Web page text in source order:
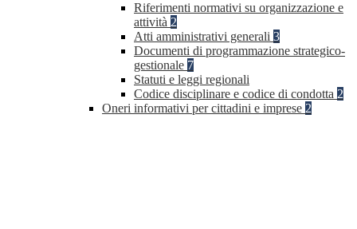
Riferimenti normativi su organizzazione e
attività 2
Atti amministrativi generali 3
Documenti di programmazione strategico-
gestionale 7
Statuti e leggi regionali
Codice disciplinare e codice di condotta 2
Oneri informativi per cittadini e imprese 2